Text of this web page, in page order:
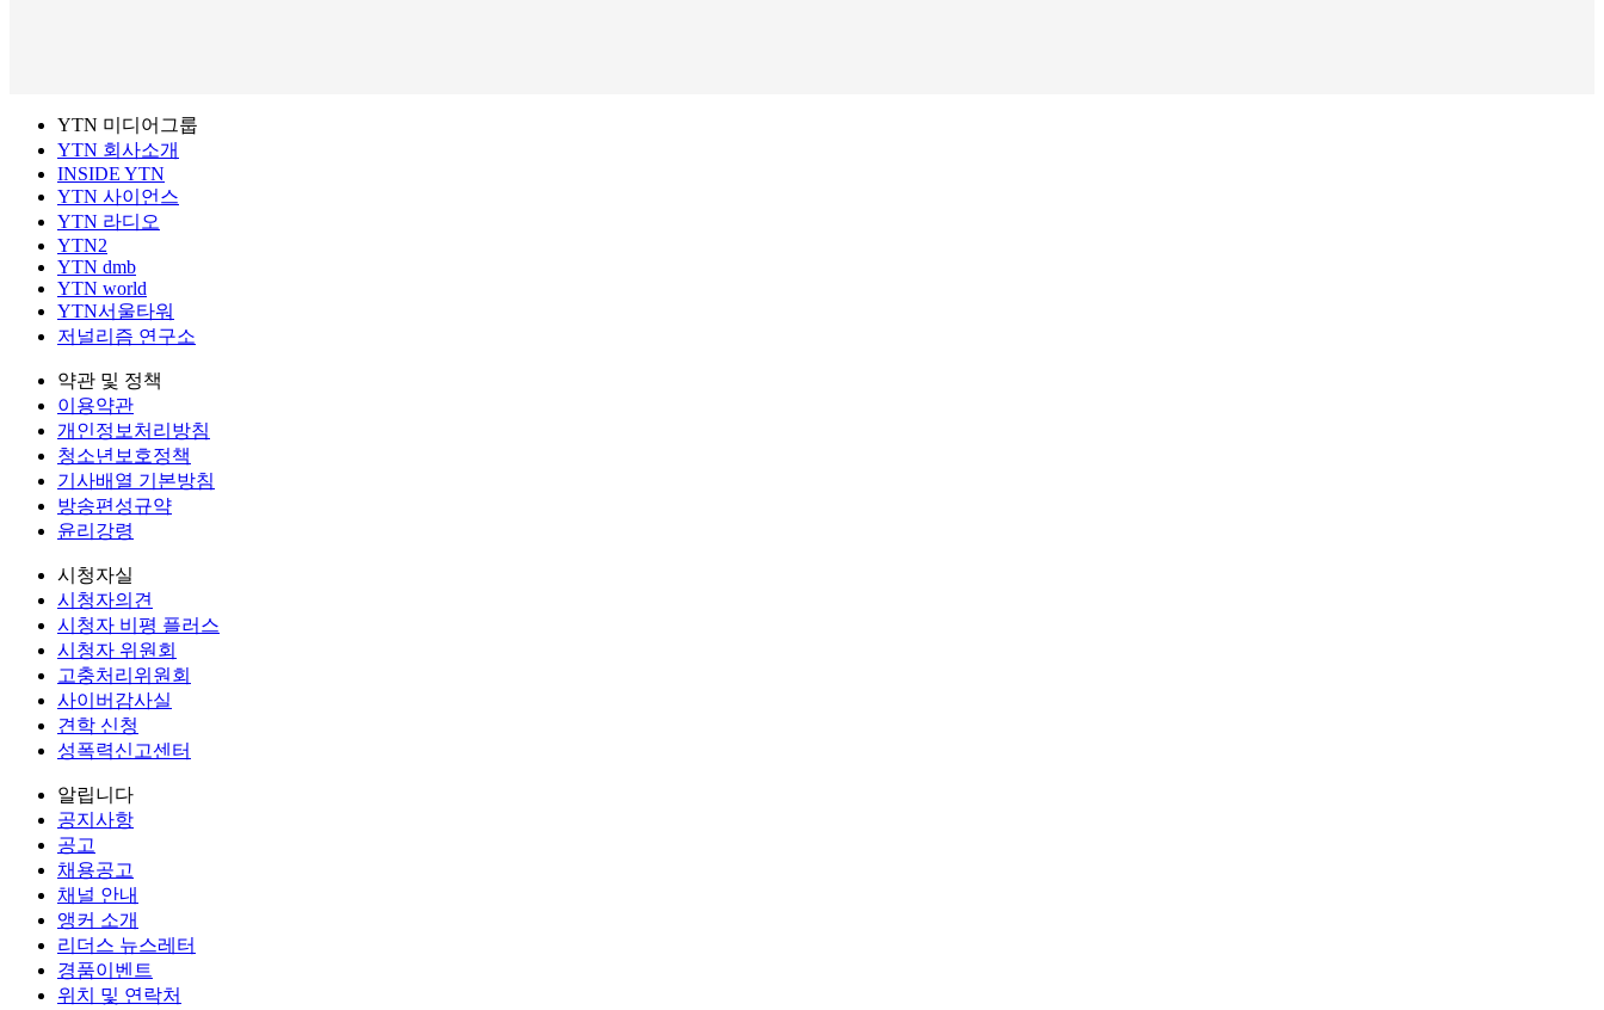
YTN 미디어그룹
YTN 회사소개
INSIDE YTN
YTN 사이언스
YTN 라디오
YTN2
YTN dmb
YTN world
YTN서울타워
저널리즘 연구소
약관 및 정책
이용약관
개인정보처리방침
청소년보호정책
기사배열 기본방침
방송편성규약
윤리강령
시청자실
시청자의견
시청자 비평 플러스
시청자 위원회
고충처리위원회
사이버감사실
견학 신청
성폭력신고센터
알립니다
공지사항
공고
채용공고
채널 안내
앵커 소개
리더스 뉴스레터
경품이벤트
위치 및 연락처